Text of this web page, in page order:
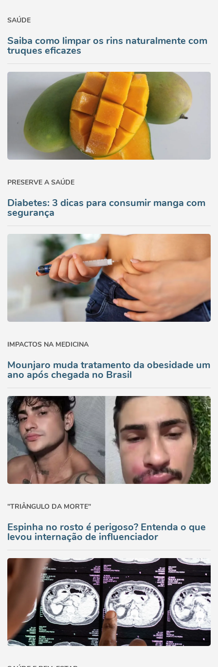
SAÚDE
Saiba como limpar os rins naturalmente com
truques eficazes
PRESERVE A SAÚDE
Diabetes: 3 dicas para consumir manga com
segurança
IMPACTOS NA MEDICINA
Mounjaro muda tratamento da obesidade um
ano após chegada no Brasil
"TRIÂNGULO DA MORTE"
Espinha no rosto é perigoso? Entenda o que
levou internação de influenciador